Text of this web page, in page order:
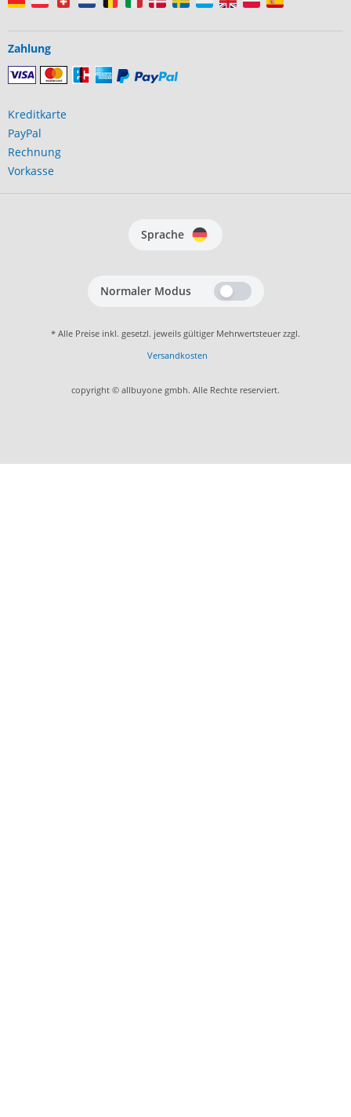
Zahlung
Kreditkarte
PayPal
Rechnung
Vorkasse
Sprache
Normaler Modus
* Alle Preise inkl. gesetzl. jeweils gültiger Mehrwertsteuer zzgl.
Versandkosten
copyright © allbuyone gmbh. Alle Rechte reserviert.